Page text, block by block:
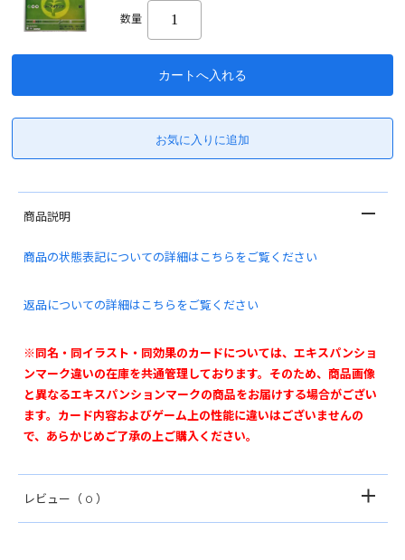
数量
商品説明
商品の状態表記についての詳細はこちらをご覧ください
返品についての詳細はこちらをご覧ください
※同名・同イラスト・同効果のカードについては、エキスパンショ
ンマーク違いの在庫を共通管理しております。そのため、商品画像
と異なるエキスパンションマークの商品をお届けする場合がござい
ます。カード内容およびゲーム上の性能に違いはございませんの
で、あらかじめご了承の上ご購入ください。
レビュー （ 0 ）